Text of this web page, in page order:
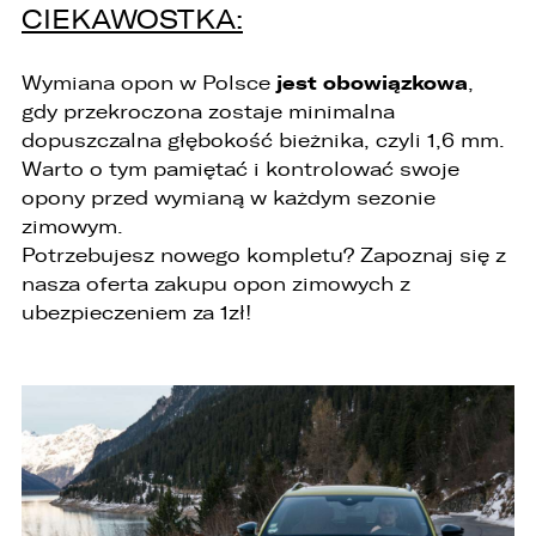
CIEKAWOSTKA:
Wymiana opon w Polsce jest obowiązkowa,
gdy przekroczona zostaje minimalna
dopuszczalna głębokość bieżnika, czyli 1,6 mm.
Warto o tym pamiętać i kontrolować swoje
opony przed wymianą w każdym sezonie
zimowym.
Potrzebujesz nowego kompletu? Zapoznaj się z
nasza oferta zakupu opon zimowych z
ubezpieczeniem za 1zł!
W związku z realizacją wymogów
Rozporządzenia Parlamentu Europejskiego i
Rady (UE) 2016/679 z dnia 27 kwietnia 2016 r. w
uchylenia dyrektywy 95/46/WE (ogólne
rozporządzenie o ochronie danych „RODO”),
informujemy o zasadach przetwarzania
Państwa danych osobowych oraz o
przysługujących Państwu prawach z tym
związanych.